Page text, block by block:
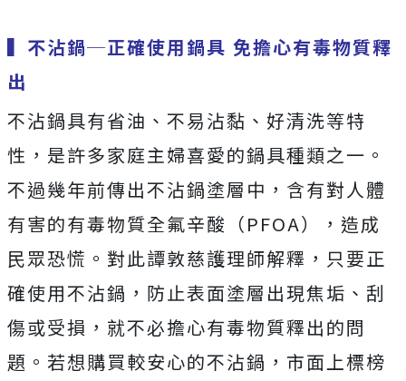
▍不沾鍋─正確使用鍋具 免擔心有毒物質釋
出
不沾鍋具有省油、不易沾黏、好清洗等特
性，是許多家庭主婦喜愛的鍋具種類之一。
不過幾年前傳出不沾鍋塗層中，含有對人體
有害的有毒物質全氟辛酸（PFOA），造成
民眾恐慌。對此譚敦慈護理師解釋，只要正
確使用不沾鍋，防止表面塗層出現焦垢、刮
傷或受損，就不必擔心有毒物質釋出的問
題。若想購買較安心的不沾鍋，市面上標榜